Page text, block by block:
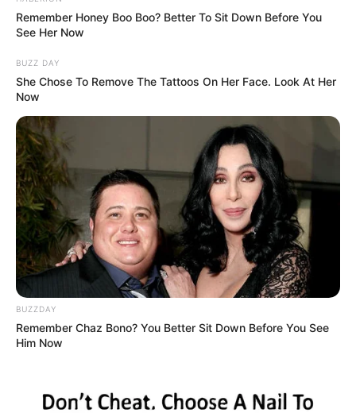
Remember Honey Boo Boo? Better To Sit Down Before You
See Her Now
BUZZ DAY
She Chose To Remove The Tattoos On Her Face. Look At Her
Now
BUZZDAY
Remember Chaz Bono? You Better Sit Down Before You See
Him Now